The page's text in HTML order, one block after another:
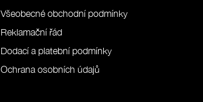
Všeobecné obchodní podmínky
Reklamační řád
Dodací a platební podmínky
Ochrana osobních údajů